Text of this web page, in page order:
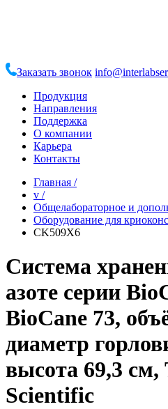
Заказать звонок
Продукция
Направления
Поддержка
О компании
Карьера
Контакты
Главная /
v /
Общелабораторное и
Оборудование для
CK509X6
Система
азоте серии
BioCane 73,
диаметр
высота 69,3
Scientific